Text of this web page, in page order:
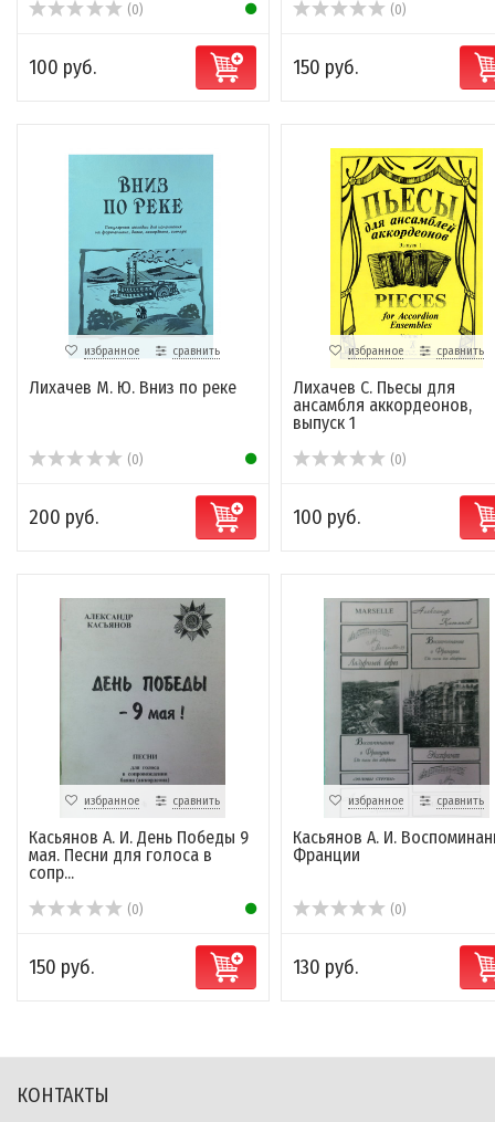
(0)
100 руб.
(0)
150 руб.
избранное сравнить
Лихачев М. Ю. Вниз по реке
(0)
200 руб.
избранное сравнить
Лихачев С. Пьесы для
ансамбля аккордеонов,
выпуск 1
(0)
100 руб.
избранное сравнить
Касьянов А. И. День Победы 9
мая. Песни для голоса в
сопр...
(0)
150 руб.
избранное сравнить
Касьянов А. И.
Франции
(0)
130 руб.
КОНТАКТЫ